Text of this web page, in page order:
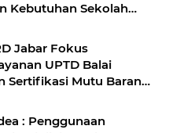
Kebutuhan Sekolah
Jabar Fokus
UPTD Balai
Sertifikasi Mutu Barang
: Penggunaan